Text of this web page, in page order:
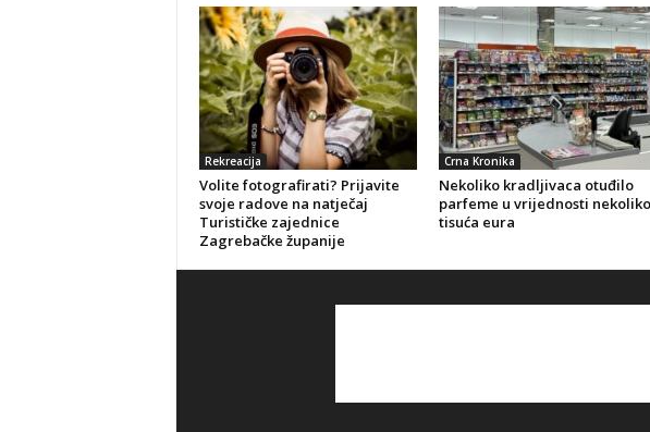
Rekreacija
Volite fotografirati? Prijavite
svoje radove na natječaj
Turističke zajednice
Zagrebačke županije
Crna Kronika
Nekoliko kradljivaca otuđilo
parfeme u vrijednosti nekoliko
tisuća eura